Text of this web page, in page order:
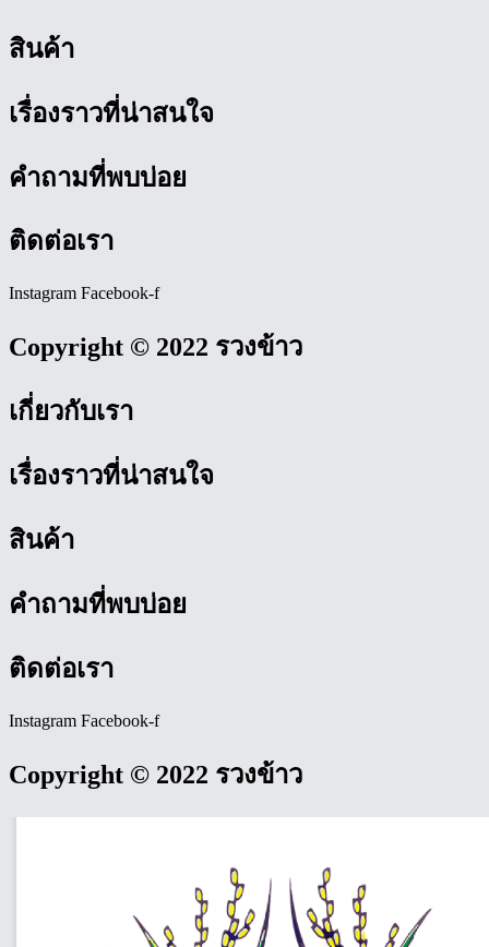
สินค้า
เรื่องราวที่น่าสนใจ
คำถามที่พบบ่อย
ติดต่อเรา
Instagram Facebook-f
Copyright © 2022 รวงข้าว
เกี่ยวกับเรา
เรื่องราวที่น่าสนใจ
สินค้า
คำถามที่พบบ่อย
ติดต่อเรา
Instagram Facebook-f
Copyright © 2022 รวงข้าว